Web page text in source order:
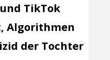
TikTok
Algorithmen
der Tochter